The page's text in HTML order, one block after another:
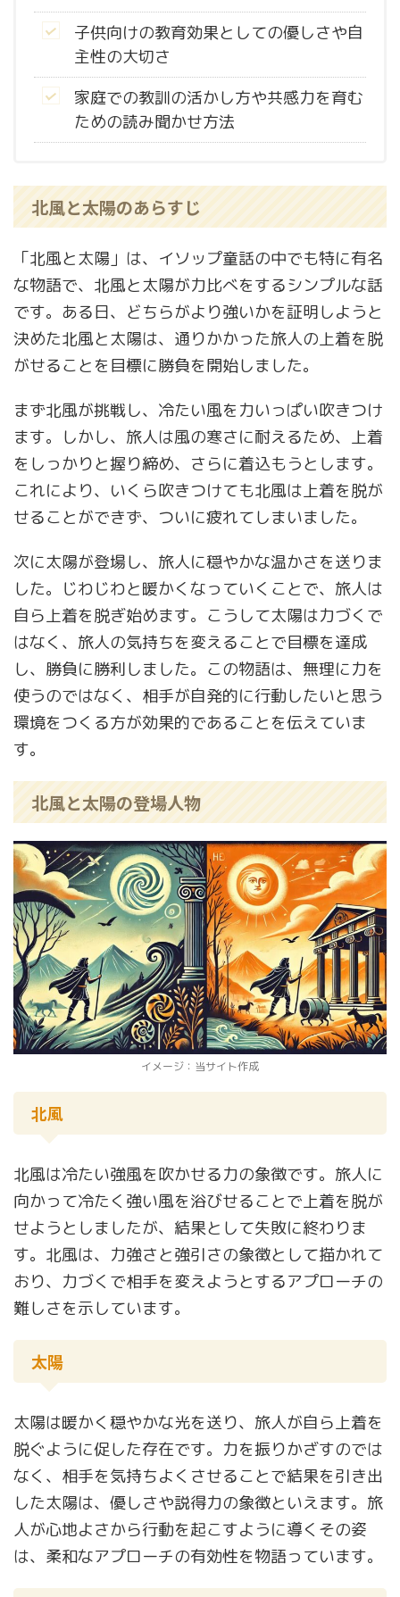
子供向けの教育効果としての優しさや自
主性の大切さ
家庭での教訓の活かし方や共感力を育む
ための読み聞かせ方法
北風と太陽のあらすじ
「北風と太陽」は、イソップ童話の中でも特に有名
な物語で、北風と太陽が力比べをするシンプルな話
です。ある日、どちらがより強いかを証明しようと
決めた北風と太陽は、通りかかった旅人の上着を脱
がせることを目標に勝負を開始しました。
まず北風が挑戦し、冷たい風を力いっぱい吹きつけ
ます。しかし、旅人は風の寒さに耐えるため、上着
をしっかりと握り締め、さらに着込もうとします。
これにより、いくら吹きつけても北風は上着を脱が
せることができず、ついに疲れてしまいました。
次に太陽が登場し、旅人に穏やかな温かさを送りま
した。じわじわと暖かくなっていくことで、旅人は
自ら上着を脱ぎ始めます。こうして太陽は力づくで
はなく、旅人の気持ちを変えることで目標を達成
し、勝負に勝利しました。この物語は、無理に力を
使うのではなく、相手が自発的に行動したいと思う
環境をつくる方が効果的であることを伝えていま
す。
北風と太陽の登場人物
イメージ：当サイト作成
北風
北風は冷たい強風を吹かせる力の象徴です。旅人に
向かって冷たく強い風を浴びせることで上着を脱が
せようとしましたが、結果として失敗に終わりま
す。北風は、力強さと強引さの象徴として描かれて
おり、力づくで相手を変えようとするアプローチの
難しさを示しています。
太陽
太陽は暖かく穏やかな光を送り、旅人が自ら上着を
脱ぐように促した存在です。力を振りかざすのでは
なく、相手を気持ちよくさせることで結果を引き出
した太陽は、優しさや説得力の象徴といえます。旅
人が心地よさから行動を起こすように導くその姿
は、柔和なアプローチの有効性を物語っています。